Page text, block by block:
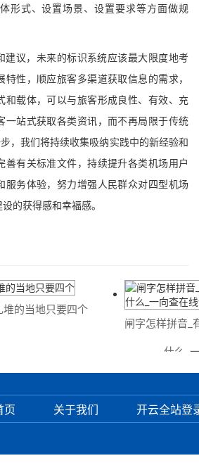
形式、设置场景、设置要求等方面做规
议，未来的标识系统应该最大限度地考
性，顺应旅客多渠道获取信息的需求，
和载体，可以与旅客形成良性、有效、充
一站式获取各类资讯，而不再局限于传统
，我们将持续收集吸纳实践中的新经验和
善有关标准文件，持续提升各类机场用户
服务体验，努力增强人民群众对四型机场
的获得感和幸福感。
地只要四个
闸字怎样拼音_有多
什么_一向
页 关于我们 开云全站登